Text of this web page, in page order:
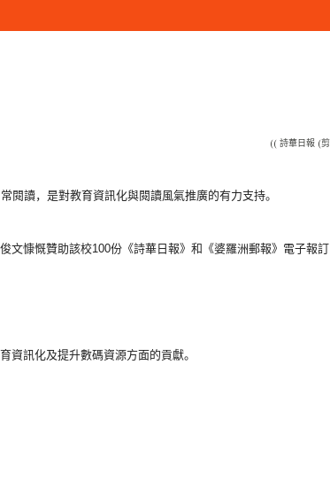
(( 詩華日報 (
閱讀， 是對教育資訊化與閱讀風氣推廣的有力支持。
文慷慨贊助該校100份《詩華日報》和《婆羅洲郵報》電子報訂
資訊化及提升數碼資源方面的貢獻。